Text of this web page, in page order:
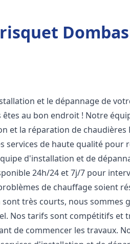
et le dépannage de
êtes au bon endroit ! Notre
et la réparation de chaudières
services de haute qualité pour
d'installation et de
24h/24 et 7j/7 pour
de chauffage soient
très courts, nous sommes
Nos tarifs sont compétitifs et
de commencer les travaux.